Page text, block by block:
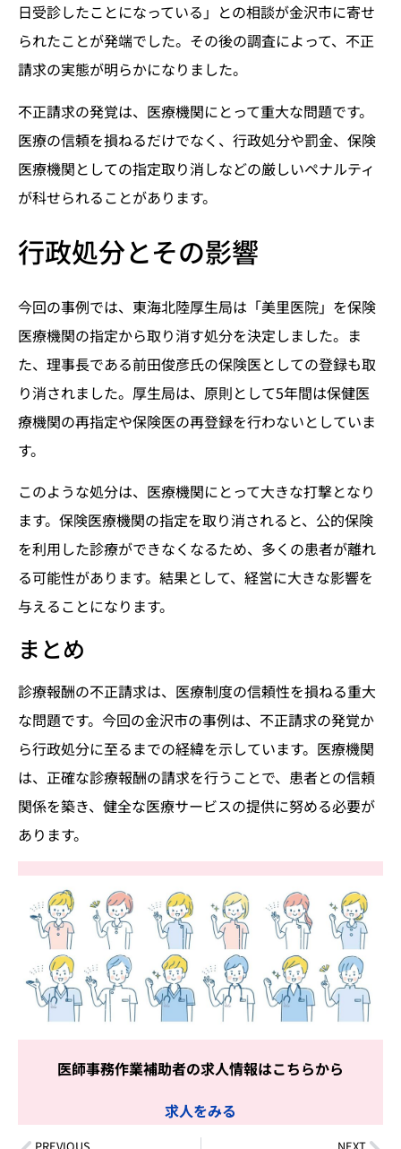
日受診したことになっている」との相談が金沢市に寄せ
られたことが発端でした。その後の調査によって、不正
請求の実態が明らかになりました。
不正請求の発覚は、医療機関にとって重大な問題です。
医療の信頼を損ねるだけでなく、行政処分や罰金、保険
医療機関としての指定取り消しなどの厳しいペナルティ
が科せられることがあります。
行政処分とその影響
今回の事例では、東海北陸厚生局は「美里医院」を保険
医療機関の指定から取り消す処分を決定しました。ま
た、理事長である前田俊彦氏の保険医としての登録も取
り消されました。厚生局は、原則として5年間は保健医
療機関の再指定や保険医の再登録を行わないとしていま
す。
このような処分は、医療機関にとって大きな打撃となり
ます。保険医療機関の指定を取り消されると、公的保険
を利用した診療ができなくなるため、多くの患者が離れ
る可能性があります。結果として、経営に大きな影響を
与えることになります。
まとめ
診療報酬の不正請求は、医療制度の信頼性を損ねる重大
な問題です。今回の金沢市の事例は、不正請求の発覚か
ら行政処分に至るまでの経緯を示しています。医療機関
は、正確な診療報酬の請求を行うことで、患者との信頼
関係を築き、健全な医療サービスの提供に努める必要が
あります。
医師事務作業補助者の求人情報はこちらから
求人をみる